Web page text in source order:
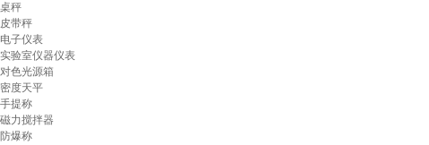
桌秤
皮带秤
电子仪表
实验室仪器仪表
对色光源箱
密度天平
手提称
磁力搅拌器
防爆称